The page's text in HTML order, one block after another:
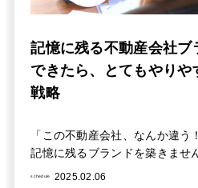
記憶に残る不動産会社ブ
できたら、とてもやりや
戦略
「この不動産会社、なんか違う
記憶に残るブランドを築きませ
れる不動産会社のロゴマークと
schedule 2025.02.06